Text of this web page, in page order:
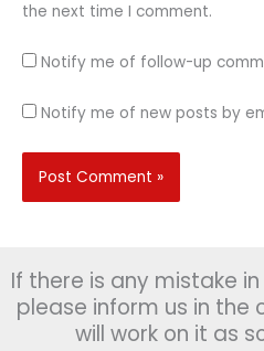
the next time I comment.
Notify me of follow-up
Notify me of new posts by
If there is any mistake
please inform us in the
will work on it as